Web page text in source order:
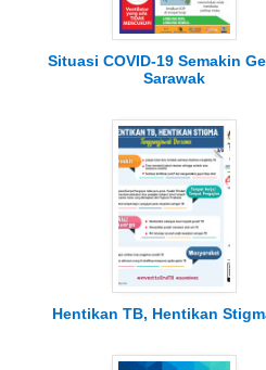
Situasi COVID-19 Semakin
Sarawak
Hentikan TB, Hentikan